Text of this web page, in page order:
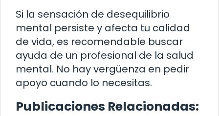
Si la sensación de desequilibrio
mental persiste y afecta tu calidad
de vida, es recomendable buscar
ayuda de un profesional de la salud
mental. No hay vergüenza en pedir
apoyo cuando lo necesitas.
Publicaciones Relacionadas: